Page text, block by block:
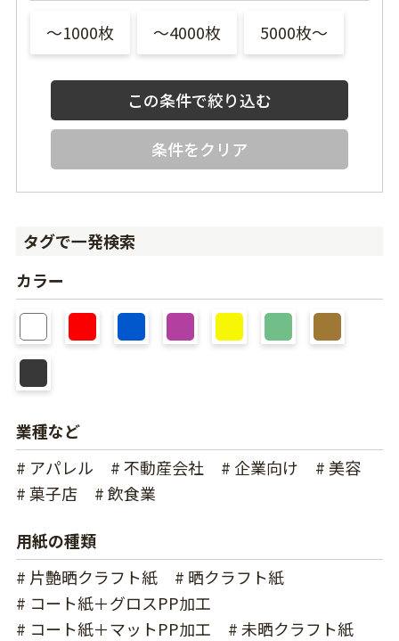
〜1000枚 〜4000枚 5000枚〜
条件をクリア
タグで一発検索
カラー
業種など
# アパレル
# 不動産会社 # 企業向け
# 美容
# 菓子店
# 飲食業
用紙の種類
# 片艶晒クラフト紙
# 晒クラフト紙
# コート紙＋グロスPP加工
# コート紙＋マットPP加工
# 未晒クラフト紙